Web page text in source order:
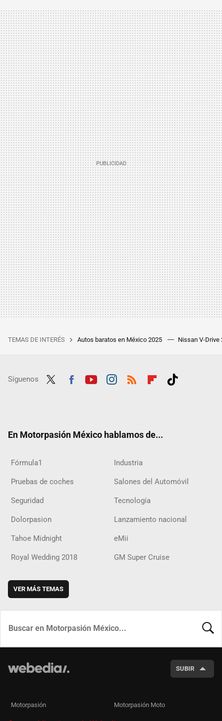
TEMAS DE INTERÉS Autos baratos en México 2025 Nissan V-Drive
Síguenos
En Motorpasión México hablamos de...
Fórmula1 Industria
Pruebas de coches Salones del Automóvil
Seguridad Tecnología
Dolorpasion Lanzamiento nacional
Tahoe Midnight eMii
Royal Wedding 2018 GM Super Cruise
VER MÁS TEMAS
SUBIR
Motorpasión Motorpasión Moto